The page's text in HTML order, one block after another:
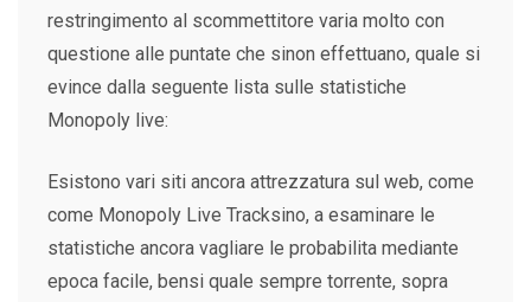
restringimento al scommettitore varia molto con
questione alle puntate che sinon effettuano, quale si
evince dalla seguente lista sulle statistiche
Monopoly live:
Esistono vari siti ancora attrezzatura sul web, come
come Monopoly Live Tracksino, a esaminare le
statistiche ancora vagliare le probabilita mediante
epoca facile, bensi quale sempre torrente, sopra